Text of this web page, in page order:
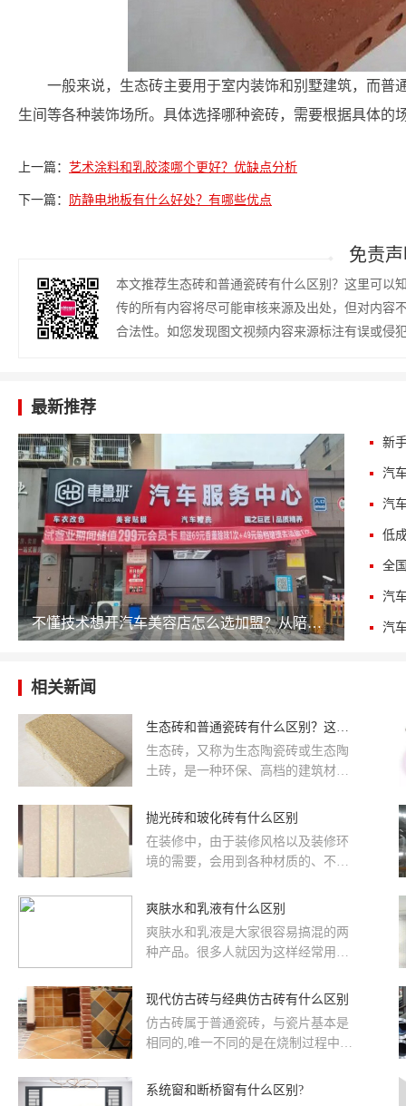
一般来说，生态砖主要用于室内装饰和别墅建筑，而普
生间等各种装饰场所。具体选择哪种瓷砖，需要根据具体的
上一篇： 艺术涂料和乳胶漆哪个更好？优缺点分析
下一篇： 防静电地板有什么好处？有哪些优点
免责
本文推荐生态砖和普通瓷砖有什么区别？这里可以
传的所有内容将尽可能审核来源及出处，但对内容
合法性。如您发现图文视频内容来源标注有误或侵
最新推荐
不懂技术想开汽车美容店怎么选加盟？从陪跑服务、供应链到回本周期的完整决策清单
相关新闻
生态砖和普通瓷砖有什么区别？这里可以知道答案
生态砖，又称为生态陶瓷砖或生态陶
土砖，是一种环保、高档的建筑材
材料，无毒无味，不含放射性物质和
影响。
抛光砖和玻化砖有什么区别
​在装修中，由于装修风格以及装修环
境的需要，会用到各种材质的、不同
光砖和玻化砖就是其中两种，而且这
磨而成的一种光亮的砖，因此常常被
人混淆，不知道选择哪种比较好。那
面带大家了解一下。
爽肤水和乳液有什么区别
爽肤水和乳液是大家很容易搞混的两
种产品。很多人就因为这样经常用错
活中我们必须要能分清这两种护肤...
现代仿古砖与经典仿古砖有什么区别
仿古砖属于普通瓷砖，与瓷片基本是
相同的,唯一不同的是在烧制过程中，
是上釉的瓷质砖，用带着古典的独特
系统窗和断桥窗有什么区别?